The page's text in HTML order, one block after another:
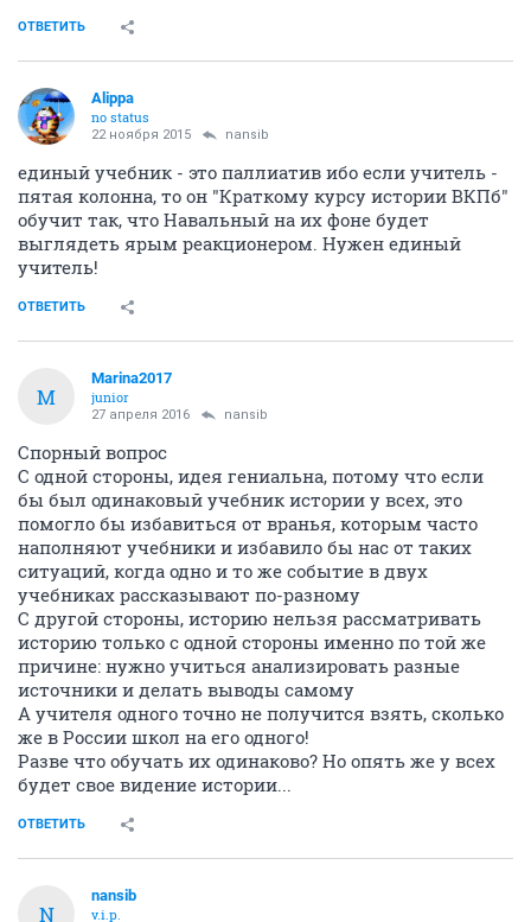
ОТВЕТИТЬ
Alippa
no status
22 ноября 2015 nansib
единый учебник - это паллиатив ибо если учитель -
пятая колонна, то он "Краткому курсу истории ВКПб"
обучит так, что Навальный на их фоне будет
выглядеть ярым реакционером. Нужен единый
учитель!
ОТВЕТИТЬ
M
Marina2017
junior
27 апреля 2016 nansib
Спорный вопрос
С одной стороны, идея гениальна, потому что если
бы был одинаковый учебник истории у всех, это
помогло бы избавиться от вранья, которым часто
наполняют учебники и избавило бы нас от таких
ситуаций, когда одно и то же событие в двух
учебниках рассказывают по-разному
С другой стороны, историю нельзя рассматривать
историю только с одной стороны именно по той же
причине: нужно учиться анализировать разные
источники и делать выводы самому
А учителя одного точно не получится взять, сколько
же в России школ на его одного!
Разве что обучать их одинаково? Но опять же у всех
будет свое видение истории...
ОТВЕТИТЬ
N
nansib
v.i.p.